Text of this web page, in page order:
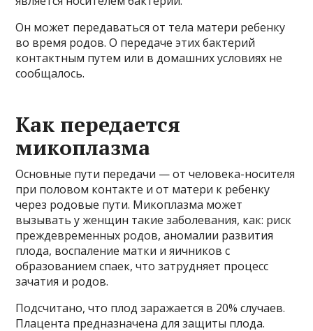
Он может передаваться от тела матери ребенку
во время родов. О передаче этих бактерий
контактным путем или в домашних условиях не
сообщалось.
Как передается
микоплазма
Основные пути передачи — от человека-носителя
при половом контакте и от матери к ребенку
через родовые пути. Микоплазма может
вызывать у женщин такие заболевания, как: риск
преждевременных родов, аномалии развития
плода, воспаление матки и яичников с
образованием спаек, что затрудняет процесс
зачатия и родов.
Подсчитано, что плод заражается в 20% случаев.
Плацента предназначена для защиты плода.